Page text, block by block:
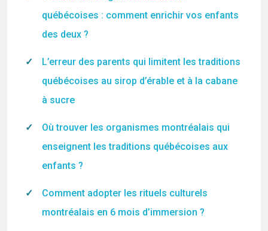
québécoises : comment enrichir vos enfants
des deux ?
L’erreur des parents qui limitent les traditions
québécoises au sirop d’érable et à la cabane
à sucre
Où trouver les organismes montréalais qui
enseignent les traditions québécoises aux
enfants ?
Comment adopter les rituels culturels
montréalais en 6 mois d’immersion ?